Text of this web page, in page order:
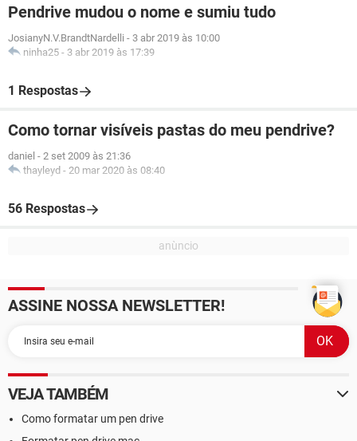
Pendrive mudou o nome e sumiu tudo
JosianyN.V.BrandtNardelli - 3 abr 2019 às 10:00
ninha25 - 3 abr 2019 às 17:39
1 Respostas
Como tornar visíveis pastas do meu pendrive?
daniel - 2 set 2009 às 21:36
thayleyd - 20 mar 2020 às 08:40
56 Respostas
ASSINE NOSSA NEWSLETTER!
VEJA TAMBÉM
Como formatar um pen drive